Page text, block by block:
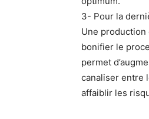
3- Pour la
Une production
bonifier le
permet
canaliser entre
affaiblir les